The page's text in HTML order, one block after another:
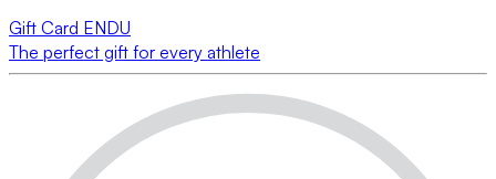
Gift Card ENDU
The perfect gift for every athlete